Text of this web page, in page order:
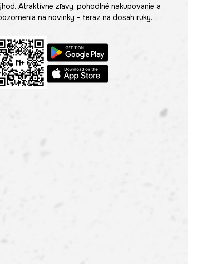
Atraktívne zľavy, pohodlné nakupovanie a
na novinky – teraz na dosah ruky.